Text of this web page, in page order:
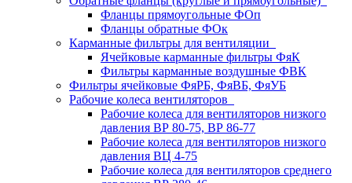
Фланцы прямоугольные ФОп
Фланцы обратные ФОк
Карманные фильтры для вентиляции
Ячейковые карманные фильтры ФяК
Фильтры карманные воздушные ФВК
Фильтры ячейковые ФяРБ, ФяВБ, ФяУБ
Рабочие колеса вентиляторов
Рабочие колеса для вентиляторов низкого
давления ВР 80-75, ВР 86-77
Рабочие колеса для вентиляторов низкого
давления ВЦ 4-75
Рабочие колеса для вентиляторов среднего